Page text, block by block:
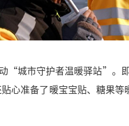
“城市守护者温暖驿站”。
心准备了暖宝宝贴、糖果